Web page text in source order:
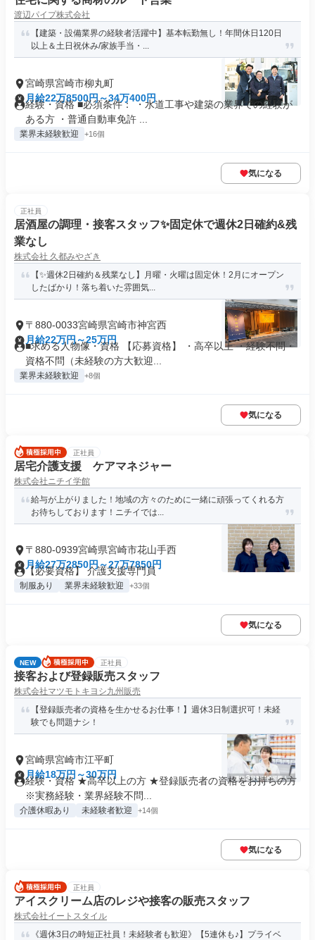
渡辺パイプ株式会社
【建築・設備業界の経験者活躍中】基本転勤無し！年間休日120日
以上＆土日祝休み/家族手当・...
宮崎県宮崎市柳丸町
月給22万8500円～34万400円
経験・資格 ■必須条件： ・水道工事や建築の業界での経験が
ある方 ・普通自動車免許 ...
業界未経験歓迎 +16個
気になる
正社員
居酒屋の調理・接客スタッフ✨固定休で週休2日確約&残
業なし
株式会社 久都みやざき
【✨週休2日確約＆残業なし】月曜・火曜は固定休！2月にオープン
したばかり！落ち着いた雰囲気...
〒880-0033宮崎県宮崎市神宮西
月給22万円～25万円
■求める人物像・資格 【応募資格】 ・高卒以上 ・経験不問・
資格不問（未経験の方大歓迎...
業界未経験歓迎 +8個
気になる
正社員
居宅介護支援 ケアマネジャー
株式会社ニチイ学館
給与が上がりました！地域の方々のために一緒に頑張ってくれる方
お待ちしております！ニチイでは...
〒880-0939宮崎県宮崎市花山手西
月給27万2850円～27万7850円
【必要資格】 介護支援専門員
制服あり 業界未経験歓迎 +33個
気になる
NEW 正社員
接客および登録販売スタッフ
株式会社マツモトキヨシ九州販売
【登録販売者の資格を生かせるお仕事！】週休3日制選択可！未経
験でも問題ナシ！
宮崎県宮崎市江平町
月給18万円～30万円
経験・資格 ★高卒以上の方 ★登録販売者の資格をお持ちの方
※実務経験・業界経験不問...
介護休暇あり 未経験者歓迎 +14個
気になる
正社員
アイスクリーム店のレジや接客の販売スタッフ
株式会社イートスタイル
《週休3日の時短正社員！未経験者も歓迎》【5連休も♪】プライベ